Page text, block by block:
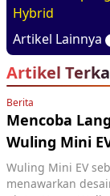
Hybrid
Artikel Lainnya
Artikel
Berita
Mencoba
Wuling Mini
Wuling Mini EV
menawarkan